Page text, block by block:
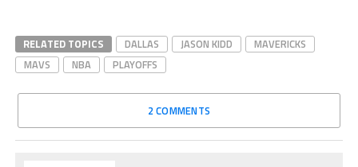
RELATED TOPICS DALLAS JASON KIDD
MAVERICKS
MAVS
NBA PLAYOFFS
2 COMMENTS